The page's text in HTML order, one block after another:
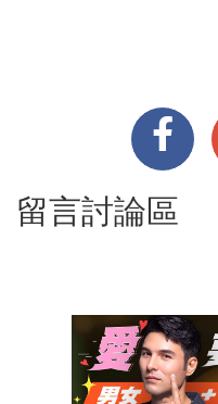
留言討論區